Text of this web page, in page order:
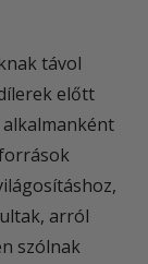
távol
előtt
arról
szólnak